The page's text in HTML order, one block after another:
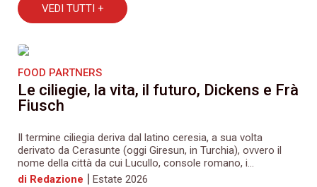
VEDI TUTTI +
FOOD PARTNERS
Le ciliegie, la vita, il futuro, Dickens e Frà
Fiusch
Il termine ciliegia deriva dal latino ceresia, a sua volta
derivato da Cerasunte (oggi Giresun, in Turchia), ovvero il
nome della città da cui Lucullo, console romano, i...
di Redazione | Estate 2026